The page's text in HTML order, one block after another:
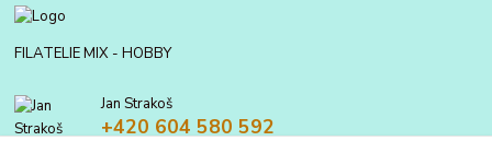
FILATELIE MIX - HOBBY
Jan Strakoš
+420 604 580 592